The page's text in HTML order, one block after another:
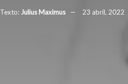
Texto: Julius Maximus 23 abril, 2022